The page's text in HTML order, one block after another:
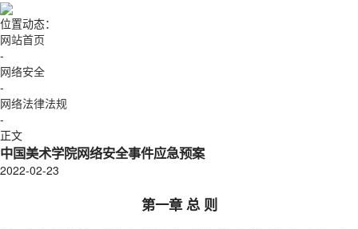
位置动态：
网站首页
-
网络安全
-
网络法律法规
-
正文
中国美术学院网络安全事件应急预案
2022-02-23
第一章 总 则